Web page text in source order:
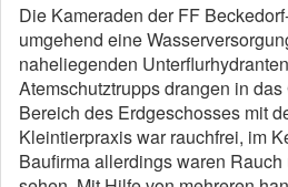
Die Kameraden der FF
umgehend eine
naheliegenden
Atemschutztrupps drangen in
Bereich des Erdgeschosses mit
Kleintierpraxis war rauchfrei, im
Baufirma allerdings waren